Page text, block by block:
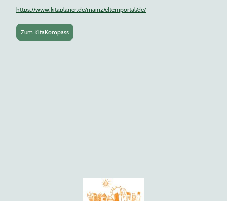
https://www.kitaplaner.de/mainz/elternportal/de/
Zum KitaKompass